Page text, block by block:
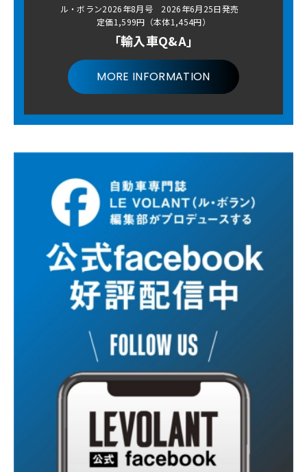
ル・ボラン2026年8月号 2026年6月25日発売
定価1,599円（本体1,454円）
「輸入車Q&A」
MORE INFORMATION